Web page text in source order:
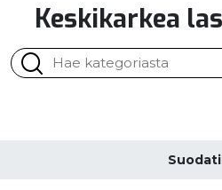
Keskikarkea